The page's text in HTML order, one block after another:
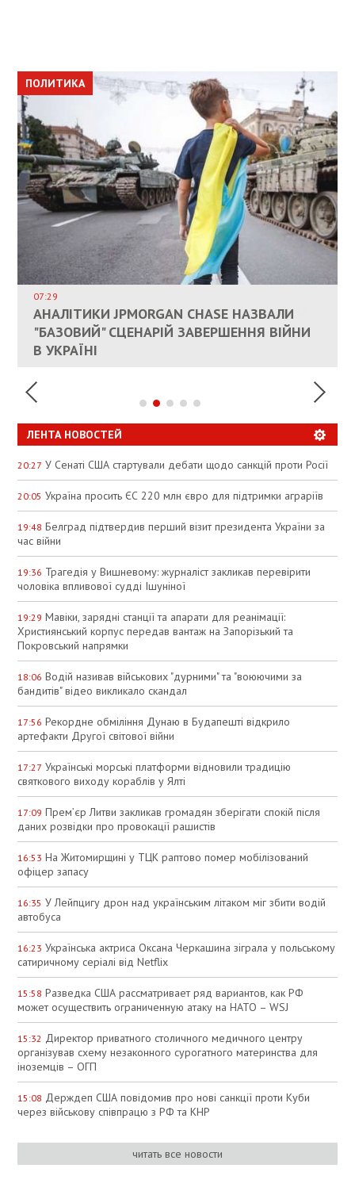
ПОЛИТИКА
КАНДИДАТ В ПРЕМЬЕРЫ ПОЛЬШИ ПРИЗВАЛ
ЕС ПРЕКРАТИТЬ ВОЕННУЮ ПОМОЩЬ
УКРАИНЕ
ПОЛИТИКА
07:29
АНАЛІТИКИ JPMORGAN CHASE НАЗВАЛИ
"БАЗОВИЙ" СЦЕНАРІЙ ЗАВЕРШЕННЯ ВІЙНИ
В УКРАЇНІ
ОБЩЕСТВО
ВЛАСНИКАМ ЗРУЙНОВАНОГО ЖИТЛА
ДОЗВОЛИЛИ НЕ ПЛАТИТИ ЗА КОМУНАЛКУ
ПОЛИТИКА
ИНТЕГРАЦИЯ УКРАИНЫ В НАТО ВРЯД ЛИ
СОСТОИТСЯ В БЛИЖАЙШЕЕ ВРЕМЯ, –
РЮТТЕ
ЭКОНОМИКА
ПАЛИВНИЙ РИНОК РОЗІГРІЛИ ШТУЧНО:
АНАЛІТИКИ ЗВИНУВАТИЛИ АЗС У
СПЕКУЛЯЦІЇ
ЛЕНТА НОВОСТЕЙ
20:27 У Сенаті США стартували дебати щодо санкцій проти Росії
20:05 Україна просить ЄС 220 млн євро для підтримки аграріїв
19:48 Белград підтвердив перший візит президента України за
час війни
19:36 Трагедія у Вишневому: журналіст закликав перевірити
чоловіка впливової судді Ішуніної
19:29 Мавіки, зарядні станції та апарати для реанімації:
Християнський корпус передав вантаж на Запорізький та
Покровський напрямки
18:06 Водій називав військових "дурними" та "воюючими за
бандитів" відео викликало скандал
17:56 Рекордне обміління Дунаю в Будапешті відкрило
артефакти Другої світової війни
17:27 Українські морські платформи відновили традицію
святкового виходу кораблів у Ялті
17:09 Прем’єр Литви закликав громадян зберігати спокій після
даних розвідки про провокації рашистів
16:53 На Житомирщині у ТЦК раптово помер мобілізований
офіцер запасу
16:35 У Лейпцигу дрон над українським літаком міг збити водій
автобуса
16:23 Українська актриса Оксана Черкашина зіграла у польському
сатиричному серіалі від Netflix
15:58 Разведка США рассматривает ряд вариантов, как РФ
может осуществить ограниченную атаку на НАТО – WSJ
15:32 Директор приватного столичного медичного центру
організував схему незаконного сурогатного материнства для
іноземців – ОГП
15:08 Держдеп США повідомив про нові санкції проти Куби
через військову співпрацю з РФ та КНР
читать все новости